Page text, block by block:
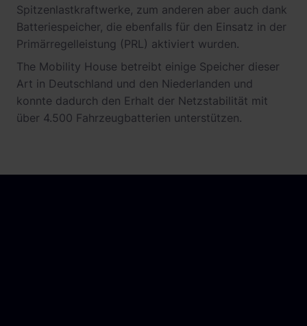
Spitzenlastkraftwerke, zum anderen aber auch dank
Batteriespeicher, die ebenfalls für den Einsatz in der
Primärregelleistung (PRL) aktiviert wurden.
The Mobility House betreibt einige Speicher dieser
Art in Deutschland und den Niederlanden und
konnte dadurch den Erhalt der Netzstabilität mit
über 4.500 Fahrzeugbatterien unterstützen.